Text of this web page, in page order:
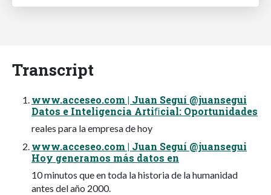
Transcript
www.acceseo.com | Juan Seguí @juansegui
Datos e Inteligencia Artiﬁcial: Oportunidades
reales para la empresa de hoy
www.acceseo.com | Juan Seguí @juansegui
Hoy generamos más datos en
10 minutos que en toda la historia de la humanidad
antes del año 2000.